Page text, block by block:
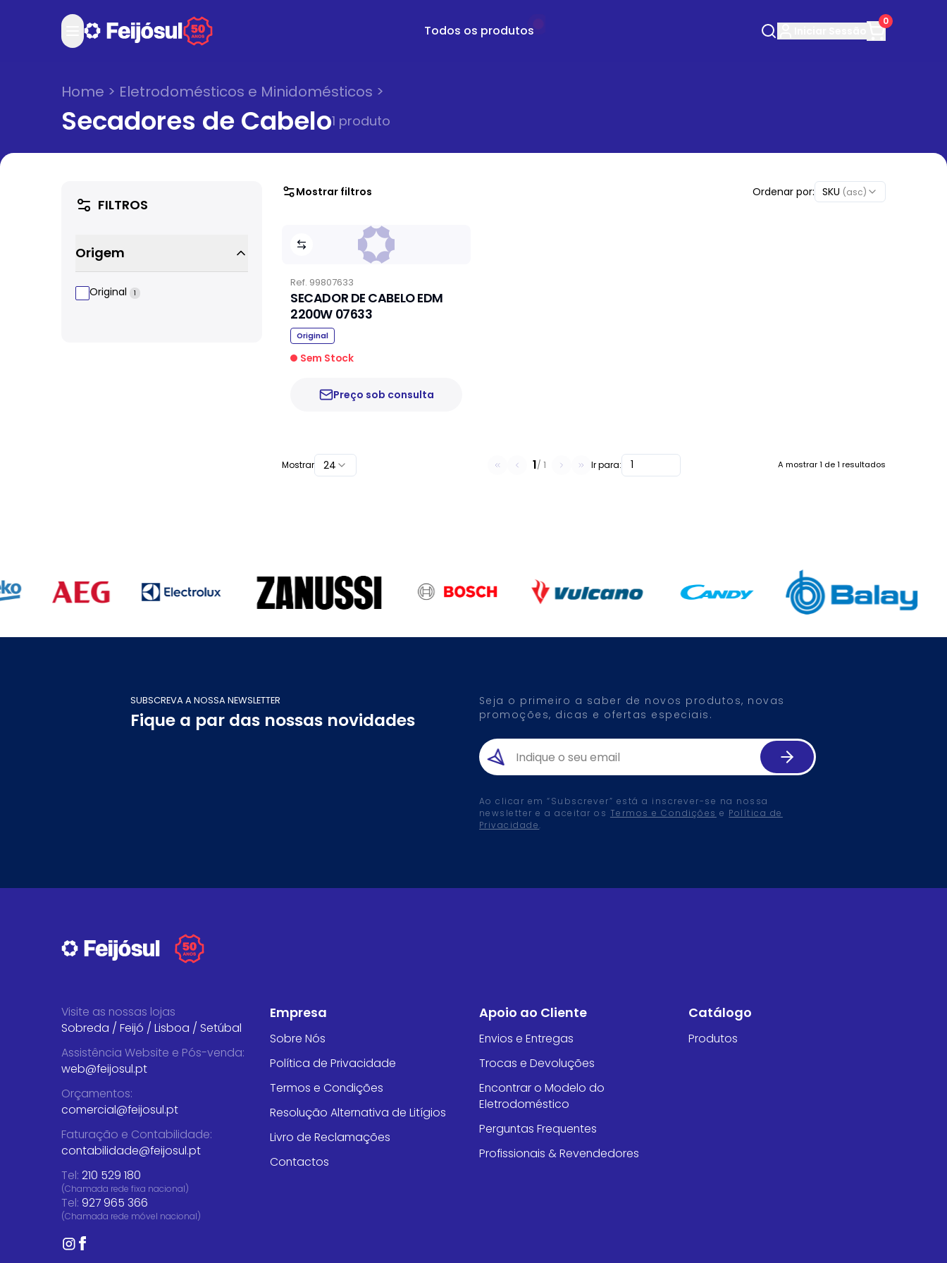
Todos os produtos
0
Home > Eletrodomésticos e Minidomésticos >
Secadores de Cabelo1 produto
FILTROS
Origem
Original 1
Mostrar filtros Ordenar por: SKU (asc)
Ref. 99807633
SECADOR DE CABELO EDM
2200W 07633
Original
Sem Stock
Preço sob consulta
A mostrar1 de1 resultados
1/ 1 Ir para:
Mostrar 24
SUBSCREVA A NOSSA NEWSLETTER
Fique a par das nossas novidades
Seja o primeiro a saber de novos produtos, novas
promoções, dicas e ofertas especiais.
Ao clicar em “Subscrever” está a inscrever-se na nossa
newsletter e a aceitar os Termos e Condições e Política de
Privacidade.
Visite as nossas lojas
Sobreda / Feijó / Lisboa / Setúbal
Assistência Website e Pós-venda:
web@feijosul.pt
Orçamentos:
comercial@feijosul.pt
Faturação e Contabilidade:
contabilidade@feijosul.pt
Tel: 210 529 180
(Chamada rede fixa nacional)
Tel: 927 965 366
(Chamada rede móvel nacional)
Empresa
Sobre Nós
Política de Privacidade
Termos e Condições
Resolução Alternativa de Litígios
Livro de Reclamações
Contactos
Apoio ao Cliente
Envios e Entregas
Trocas e Devoluções
Encontrar o Modelo do
Eletrodoméstico
Perguntas Frequentes
Profissionais & Revendedores
Catálogo
Produtos